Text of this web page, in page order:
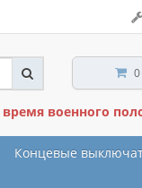
военного
Концевые